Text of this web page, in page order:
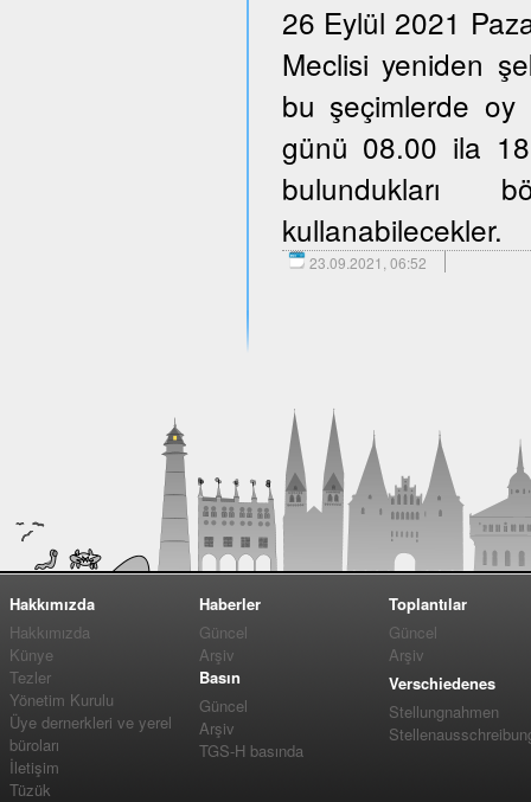
26 Eylül 2021
Meclisi yeniden
bu şeçimlerde oy
günü 08.00 ila
bulundukları
kullanabilecekler.
23.09.2021, 06:52
Hakkımızda
Hakkımızda
Künye
Tezler
Yönetim Kurulu
Üye dernerkleri ve yerel
büroları
İletişim
Tüzük
Haberler
Güncel
Arşiv
Basın
Güncel
Arşiv
TGS-H basında
Toplantılar
Güncel
Arşiv
Verschiedenes
Stellungnahmen